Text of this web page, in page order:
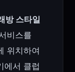
방 스타일
비스를
위치하여
에서 클럽